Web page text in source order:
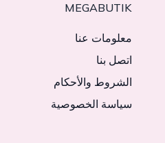
MEGABUTIK
معلومات عنا
اتصل بنا
الشروط والأحكام
سياسة الخصوصية